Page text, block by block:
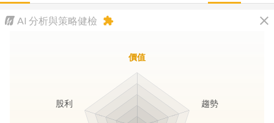
AI 分析與策略健檢 close
extension
價值
趨勢
股利